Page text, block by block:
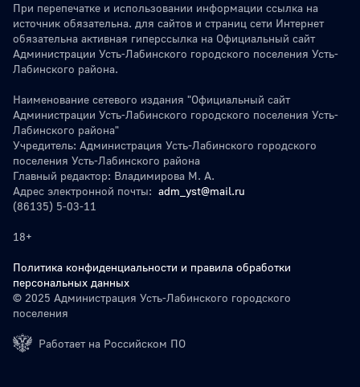
При перепечатке и использовании информации ссылка на
источник обязательна. для сайтов и страниц сети Интернет
обязательна активная гиперссылка на Официальный сайт
Администрации Усть-Лабинского городского поселения Усть-
Лабинского района.
Наименование сетевого издания "Официальный сайт
Администрации Усть-Лабинского городского поселения Усть-
Лабинского района"
Учредитель: Администрация Усть-Лабинского городского
поселения Усть-Лабинского района
Главный редактор: Владимирова М. А.
Адрес электронной почты: adm_yst@mail.ru
(86135) 5-03-11
18+
Политика конфиденциальности и правила обработки
персональных данных
© 2025 Администрация Усть-Лабинского городского
поселения
Работает на Российском ПО